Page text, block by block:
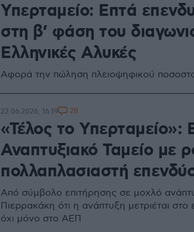
Υπερταμείο: Επτά
στη β’ φάση του
Ελληνικές Αλυκές
Αφορά την πώληση πλειοψηφικού
«Τέλος το Υπερταμείο»:
Αναπτυξιακό Ταμείο με
πολλαπλασιαστή
Από σύμβολο επιτήρησης σε μοχλό
Πιερρακάκη ότι η ανάπτυξη μετριέται στο
όχι μόνο στο ΑΕΠ
22.06.2026, 16:19 28